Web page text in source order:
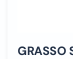
GRASSO